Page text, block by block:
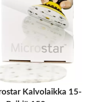
Kalvolaikka 15-